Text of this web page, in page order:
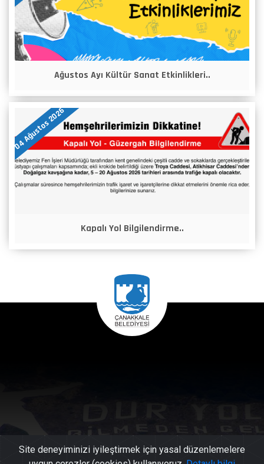
Ağustos Ayı Kültür Sanat Etkinlikleri..
04 Ağustos 2026
Kapalı Yol Bilgilendirme..
Site deneyiminizi iyileştirmek için yasal düzenlemelere